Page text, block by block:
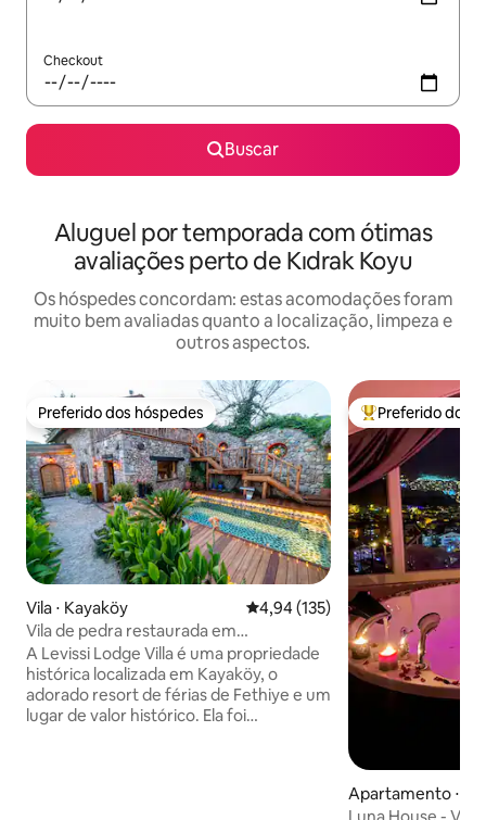
Checkout
Buscar
Aluguel por temporada com ótimas
avaliações perto de Kıdrak Koyu
Os hóspedes concordam: estas acomodações foram
muito bem avaliadas quanto a localização, limpeza e
outros aspectos.
Preferido dos hóspedes
Preferido dos hóspedes
Vila ⋅ Kayaköy 4,94 de uma avaliação média de
4,94 (135)
Vila de pedra restaurada em
Fethiye/Kayaköy
A Levissi Lodge Villa é uma propriedade
histórica localizada em Kayaköy, o
adorado resort de férias de Fethiye e um
lugar de valor histórico. Ela foi
Entre os
Preferido dos
Apartamento ⋅